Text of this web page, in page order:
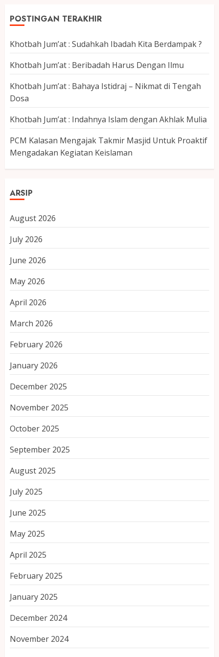
POSTINGAN TERAKHIR
Khotbah Jum’at : Sudahkah Ibadah Kita Berdampak ?
Khotbah Jum’at : Beribadah Harus Dengan Ilmu
Khotbah Jum’at : Bahaya Istidraj – Nikmat di Tengah
Dosa
Khotbah Jum’at : Indahnya Islam dengan Akhlak Mulia
PCM Kalasan Mengajak Takmir Masjid Untuk Proaktif
Mengadakan Kegiatan Keislaman
ARSIP
August 2026
July 2026
June 2026
May 2026
April 2026
March 2026
February 2026
January 2026
December 2025
November 2025
October 2025
September 2025
August 2025
July 2025
June 2025
May 2025
April 2025
February 2025
January 2025
December 2024
November 2024